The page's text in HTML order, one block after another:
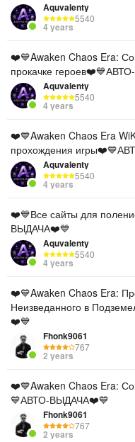
Aquvalenty
5540
4 years
❤️💙Awaken Chaos Era:
прокачке
Aquvalenty
5540
4 years
❤️💙Awaken Chaos Era
прохождения
Aquvalenty
5540
4 years
❤️💙Все сайты для
ВЫДАЧА❤️💙
Aquvalenty
5540
4 years
❤️💙Awaken Chaos Era:
Неизведанного в
❤️💙
Fhonk9061
767
2 years
❤️💙Awaken Chaos Era:
💙АВТО-ВЫДАЧА❤️💙
Fhonk9061
767
2 years